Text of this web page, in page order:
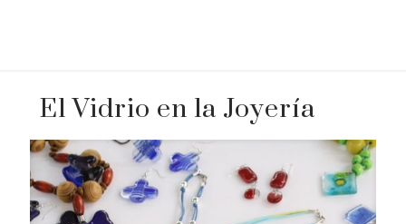
El Vidrio en la Joyería